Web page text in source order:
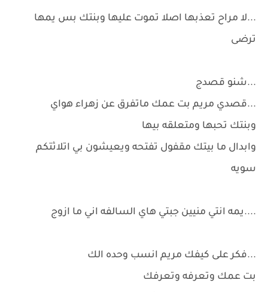
...لا مراح تعذبها اصلا تموت عليها وبنتك بس يمها
ترضى
...شنو قصدج
...قصدي مريم بت عمك ماتفرق عن زهراء هواي
وبنتك تحبها ومتعلقه بيها
وابدال ما بيتك مقفول تفتحه ويعيشون بي اتلاثتكم
سويه
....يمه انتي منيين جبتي هاي السالفه اني ما ازوج
...فكر على كيفك مريم انسب وحده الك
بت عمك وتعرفه وتعرفك